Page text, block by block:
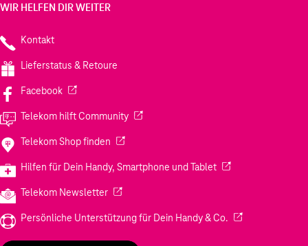
WIR HELFEN DIR WEITER
Kontakt
Lieferstatus & Retoure
Facebook(Wird in einem neuen Tab geöffnet)
Telekom hilft Community(Wird in einem neuen Tab geöffnet)
Telekom Shop finden (Wird in einem neuen Tab geöffnet)
Hilfen für Dein Handy, Smartphone und Tablet(Wird in einem
Telekom Newsletter(Wird in einem neuen Tab geöffnet)
Persönliche Unterstützung für Dein Handy & Co. (Wird in einem